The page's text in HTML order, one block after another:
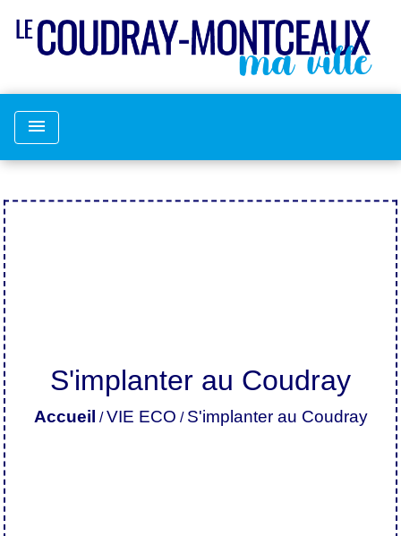
menu
S'implanter au Coudray
Accueil /VIE ECO / S'implanter au Coudray